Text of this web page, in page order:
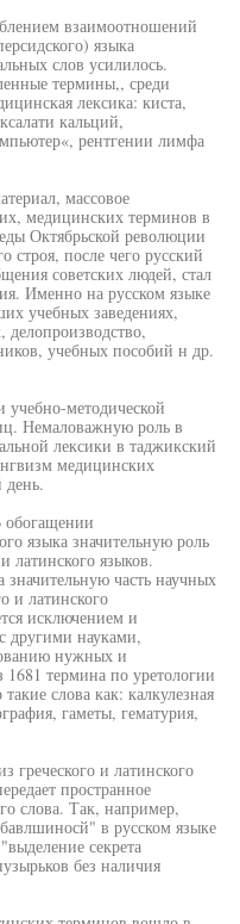
взаимоотношений
языка
слов усилилось.
термины,, среди
лексика: киста,
кальций,
рентгении лимфа
массовое
медицинских терминов в
Октябрьской революции
строя, после чего русский
советских людей, стал
Именно на русском языке
учебных заведениях,
учебных пособий н др.
методической
Немаловажную роль в
лексики в таджикский
медицинских
обогащении
языка значительную роль
латинского языков.
часть научных
и латинского
исключением и
другими науками,
нужных и
термина по уретологии
слова как: калкулезная
гаметы, гематурия,
греческого и латинского
пространное
слова. Так, например,
в русском языке
секрета
без наличия